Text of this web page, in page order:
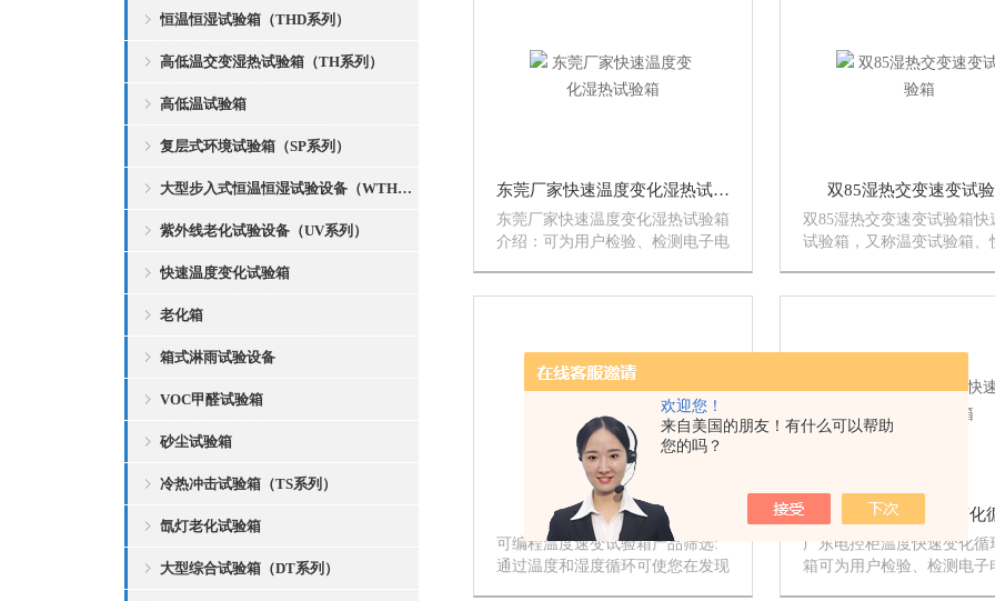
欢迎您！
来自美国的朋友！有什么可以帮助
您的吗？
恒温恒湿试验箱（THD系列）
高低温交变湿热试验箱（TH系列）
高低温试验箱
复层式环境试验箱（SP系列）
大型步入式恒温恒湿试验设备（WTH系列）
紫外线老化试验设备（UV系列）
快速温度变化试验箱
老化箱
箱式淋雨试验设备
VOC甲醛试验箱
砂尘试验箱
冷热冲击试验箱（TS系列）
氙灯老化试验箱
大型综合试验箱（DT系列）
东莞厂家快速温度变化湿热试验箱
东莞厂家快速温度变化湿热试验箱
介绍：可为用户检验、检测电子电
线条平滑、自然流畅。
双85湿热交变速变试
双85湿热交变速变试验箱快
试验箱，又称温变试验箱、
变湿热环境下贮存、...
可编程温度速变试验箱
可编程温度速变试验箱产品筛选:
通过温度和湿度循环可使您在发现
广东电控柜温度快速变化循
箱可为用户检验、检测电子